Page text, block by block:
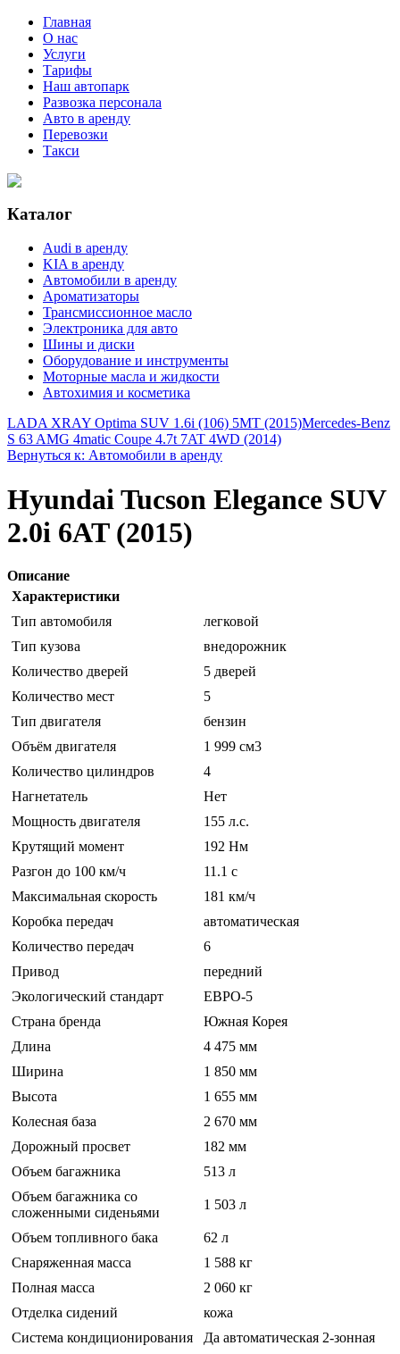
Главная
О нас
Услуги
Тарифы
Наш автопарк
Развозка персонала
Авто в аренду
Перевозки
Такси
Каталог
Audi в аренду
KIA в аренду
Автомобили в аренду
Ароматизаторы
Трансмиссионное масло
Электроника для авто
Шины и диски
Оборудование и инструменты
Моторные масла и жидкости
Автохимия и косметика
LADA XRAY Optima SUV 1.6i (106) 5MT (2015)Mercedes-Benz
S 63 AMG 4matic Coupe 4.7t 7AT 4WD (2014)
Вернуться к: Автомобили в аренду
Hyundai Tucson Elegance SUV
2.0i 6AT (2015)
Описание
Характеристики
Тип автомобиля
легковой
Тип кузова
внедорожник
Количество дверей
5 дверей
Количество мест
5
Тип двигателя
бензин
Объём двигателя
1 999 см3
Количество цилиндров
4
Нагнетатель
Нет
Мощность двигателя
155 л.с.
Крутящий момент
192 Нм
Разгон до 100 км/ч
11.1 c
Максимальная скорость
181 км/ч
Коробка передач
автоматическая
Количество передач
6
Привод
передний
Экологический стандарт
ЕВРО-5
Страна бренда
Южная Корея
Длина
4 475 мм
Ширина
1 850 мм
Высота
1 655 мм
Колесная база
2 670 мм
Дорожный просвет
182 мм
Объем багажника
513 л
Объем багажника со
сложенными сиденьями
1 503 л
Объем топливного бака
62 л
Снаряженная масса
1 588 кг
Полная масса
2 060 кг
Отделка сидений
кожа
Система кондиционирования
Да автоматическая 2-зонная